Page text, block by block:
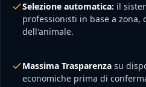
Selezione automatica: il
professionisti in base a zona,
dell'animale.
Massima Trasparenza su
economiche prima di